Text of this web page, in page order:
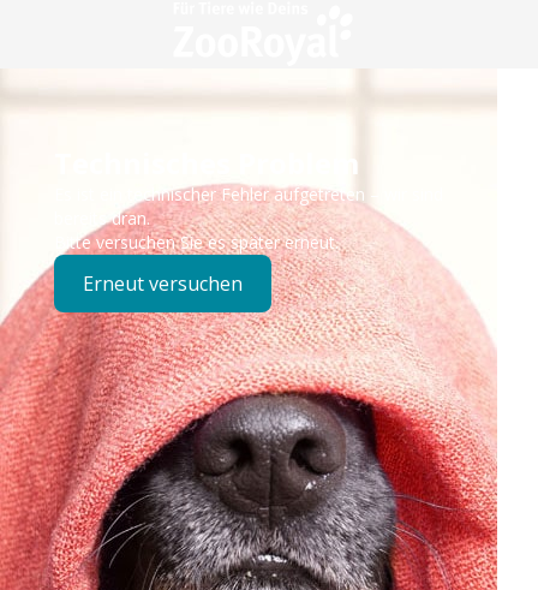
Technisches Problem
Es ist ein technischer Fehler aufgetreten – wir sind
bereits dran.
Bitte versuchen Sie es später erneut.
Erneut versuchen